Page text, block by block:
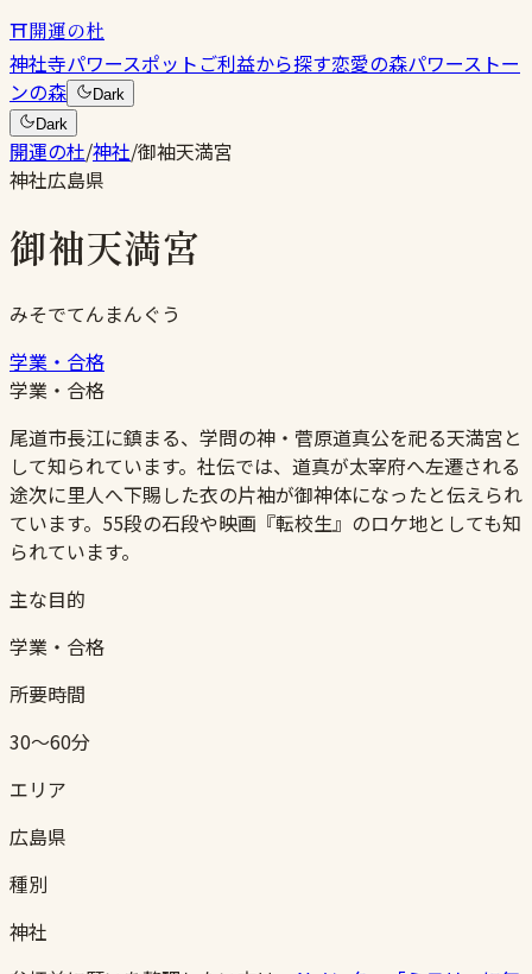
⛩開運の杜
神社寺パワースポットご利益から探す恋愛の森パワーストー
ンの森
Dark
Dark
開運の杜/神社/御袖天満宮
神社広島県
御袖天満宮
みそでてんまんぐう
学業・合格
学業・合格
尾道市長江に鎮まる、学問の神・菅原道真公を祀る天満宮と
して知られています。社伝では、道真が太宰府へ左遷される
途次に里人へ下賜した衣の片袖が御神体になったと伝えられ
ています。55段の石段や映画『転校生』のロケ地としても知
られています。
主な目的
学業・合格
所要時間
30〜60分
エリア
広島県
種別
神社